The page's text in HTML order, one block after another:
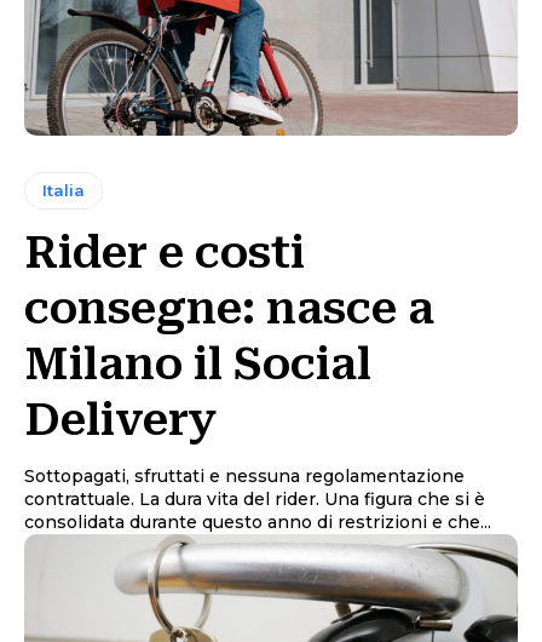
Italia
Rider e costi
consegne: nasce a
Milano il Social
Delivery
Sottopagati, sfruttati e nessuna regolamentazione
contrattuale. La dura vita del rider. Una figura che si è
consolidata durante questo anno di restrizioni e che...